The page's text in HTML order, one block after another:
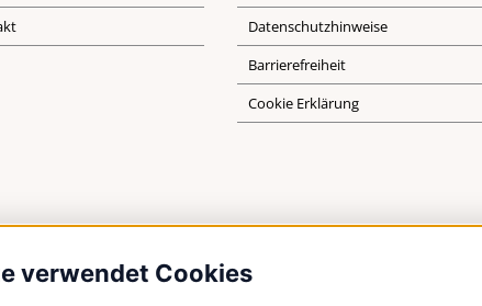
verwendet Cookies
Datenschutzhinweise
Barrierefreiheit
Cookie Erklärung